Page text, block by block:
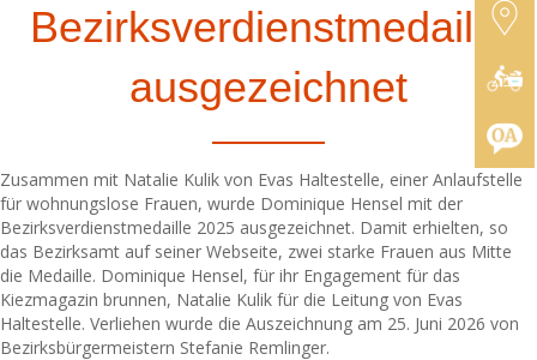
Bezirksverdienstmedaille
ausgezeichnet
Zusammen mit Natalie Kulik von Evas Haltestelle, einer Anlaufstelle
für wohnungslose Frauen, wurde Dominique Hensel mit der
Bezirksverdienstmedaille 2025 ausgezeichnet. Damit erhielten, so
das Bezirksamt auf seiner Webseite, zwei starke Frauen aus Mitte
die Medaille. Dominique Hensel, für ihr Engagement für das
Kiezmagazin brunnen, Natalie Kulik für die Leitung von Evas
Haltestelle. Verliehen wurde die Auszeichnung am 25. Juni 2026 von
Bezirksbürgermeistern Stefanie Remlinger.